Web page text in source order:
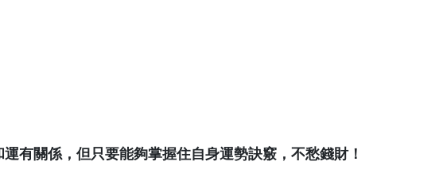
有關係，但只要能夠掌握住自身運勢訣竅，不愁錢財！